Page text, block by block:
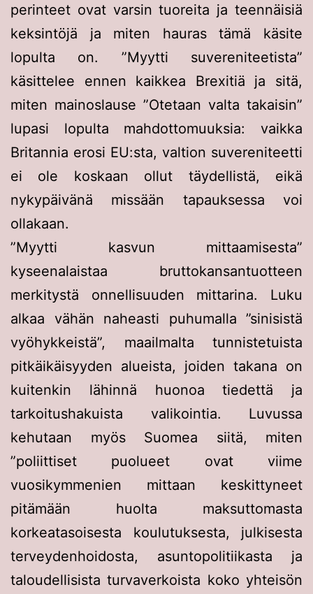
perinteet ovat varsin tuoreita ja teennäisiä
keksintöjä ja miten hauras tämä käsite
lopulta on. ”Myytti suvereniteetista”
käsittelee ennen kaikkea Brexitiä ja sitä,
miten mainoslause ”Otetaan valta takaisin”
lupasi lopulta mahdottomuuksia: vaikka
Britannia erosi EU:sta, valtion suvereniteetti
ei ole koskaan ollut täydellistä, eikä
nykypäivänä missään tapauksessa voi
ollakaan.
”Myytti kasvun mittaamisesta”
kyseenalaistaa bruttokansantuotteen
merkitystä onnellisuuden mittarina. Luku
alkaa vähän naheasti puhumalla ”sinisistä
vyöhykkeistä”, maailmalta tunnistetuista
pitkäikäisyyden alueista, joiden takana on
kuitenkin lähinnä huonoa tiedettä ja
tarkoitushakuista valikointia. Luvussa
kehutaan myös Suomea siitä, miten
”poliittiset puolueet ovat viime
vuosikymmenien mittaan keskittyneet
pitämään huolta maksuttomasta
korkeatasoisesta koulutuksesta, julkisesta
terveydenhoidosta, asuntopolitiikasta ja
taloudellisista turvaverkoista koko yhteisön